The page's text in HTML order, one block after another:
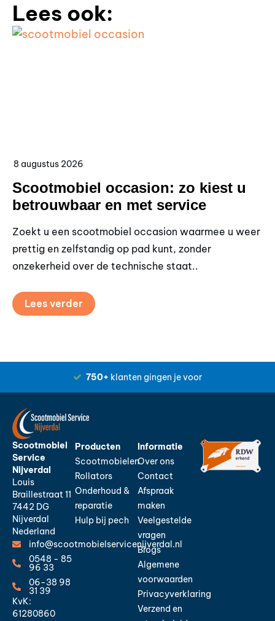
Lees ook:
8 augustus 2026
Scootmobiel occasion: zo kiest u
betrouwbaar en met service
Zoekt u een scootmobiel occasion waarmee u weer
prettig en zelfstandig op pad kunt, zonder
onzekerheid over de technische staat..
Lees verder
750+ klanten gingen je voor
Scootmobiel
Service
Nijverdal
Louis
Braillestraat 11
7442 DG
Nijverdal
Nederland
info@scootmobielservicenijverdal.nl
0548 - 85
96 33
06-38 98
31 39
KvK:
61280860
Producten
Scootmobielen
Rollators
Onderhoud &
reparatie
Hulp bij pech
Informatie
Over ons
Contact
Afspraak
maken
Veelgestelde
vragen
Blogs
Algemene
voorwaarden
Privacyverklaring
Verzend en